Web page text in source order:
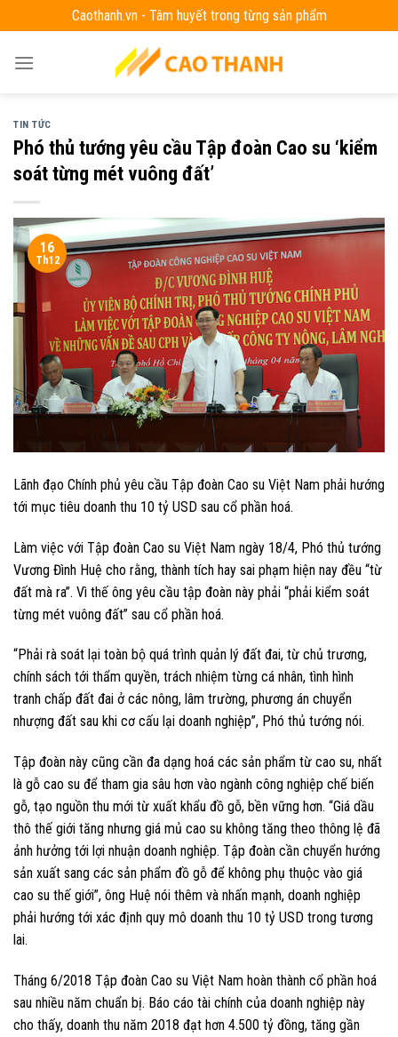
to
content
Caothanh.vn - Tâm huyết trong từng sản phẩm
TIN TỨC
Phó thủ tướng yêu cầu Tập đoàn Cao su ‘kiểm
soát từng mét vuông đất’
16
Th12
Lãnh đạo Chính phủ yêu cầu Tập đoàn Cao su Việt Nam phải hướng
tới mục tiêu doanh thu 10 tỷ USD sau cổ phần hoá.
Làm việc với Tập đoàn Cao su Việt Nam ngày 18/4, Phó thủ tướng
Vương Đình Huệ cho rằng, thành tích hay sai phạm hiện nay đều “từ
đất mà ra”. Vì thế ông yêu cầu tập đoàn này phải “phải kiểm soát
từng mét vuông đất” sau cổ phần hoá.
“Phải rà soát lại toàn bộ quá trình quản lý đất đai, từ chủ trương,
chính sách tới thẩm quyền, trách nhiệm từng cá nhân, tình hình
tranh chấp đất đai ở các nông, lâm trường, phương án chuyển
nhượng đất sau khi cơ cấu lại doanh nghiệp”, Phó thủ tướng nói.
Tập đoàn này cũng cần đa dạng hoá các sản phẩm từ cao su, nhất
là gỗ cao su để tham gia sâu hơn vào ngành công nghiệp chế biến
gỗ, tạo nguồn thu mới từ xuất khẩu đồ gỗ, bền vững hơn. “Giá dầu
thô thế giới tăng nhưng giá mủ cao su không tăng theo thông lệ đã
ảnh hưởng tới lợi nhuận doanh nghiệp. Tập đoàn cần chuyển hướng
sản xuất sang các sản phẩm đồ gỗ để không phụ thuộc vào giá
cao su thế giới”, ông Huệ nói thêm và nhấn mạnh, doanh nghiệp
phải hướng tới xác định quy mô doanh thu 10 tỷ USD trong tương
lai.
Tháng 6/2018 Tập đoàn Cao su Việt Nam hoàn thành cổ phần hoá
sau nhiều năm chuẩn bị. Báo cáo tài chính của doanh nghiệp này
cho thấy, doanh thu năm 2018 đạt hơn 4.500 tỷ đồng, tăng gần